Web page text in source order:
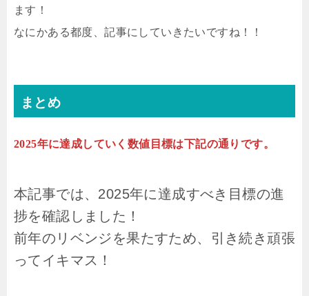
ます！
なにかある都度、記事にしていきたいですね！！
まとめ
2025年に達成していく数値目標は下記の通りです。
本記事では、2025年に達成すべき目標の進
捗を確認しました！
前年のリベンジを果たすため、引き続き頑張
ってイキマス！